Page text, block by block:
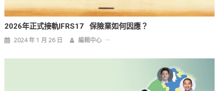
2026年正式接軌IFRS17 保險業如何因應？
2024 年 1 月 26 日 編輯中心